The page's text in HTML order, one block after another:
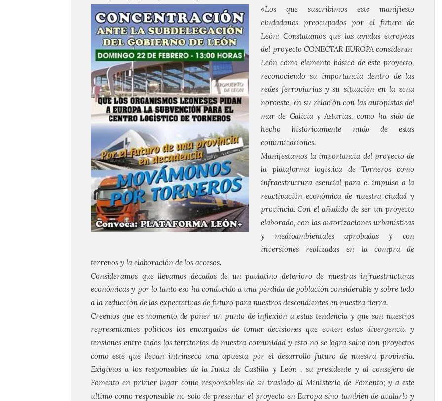
«Los que suscribimos este manifiesto
ciudadanos preocupados por el futuro de
León: Constatamos que las ayudas europeas
del proyecto CONECTAR EUROPA consideran
León como elemento básico de este proyecto,
reconociendo su importancia dentro de las
redes ferroviarias y su situación en la zona
noroeste, en su relación con las autopistas del
mar de Galicia y Asturias, como ha sido de
hecho históricamente nudo de estas
comunicaciones.
Manifestamos la importancia del proyecto de
la plataforma logística de Torneros como
infraestructura esencial para el impulso a la
reactivación económica de nuestra ciudad y
provincia. Con el añadido de ser un proyecto
elaborado, con las autorizaciones urbanísticas
y medioambientales aprobadas y con
inversiones realizadas en la compra de
terrenos y la elaboración de los accesos.
Consideramos que llevamos décadas de un paulatino deterioro de nuestras infraestructuras
económicas y por lo tanto eso ha conducido a una pérdida de población considerable y sobre todo
a la reducción de las expectativas de futuro para nuestros descendientes en nuestra tierra.
Creemos que es momento de poner un punto de inflexión a estas tendencia y que son nuestros
representantes políticos los encargados de tomar decisiones que eviten estas divergencia y
tensiones entre todos los territorios de nuestra comunidad y esto no se logra salvo con proyectos
como este que llevan intrínseco una apuesta por el desarrollo futuro de nuestra provincia.
Exigimos a los responsables de la Junta de Castilla y León , su presidente y al consejero de
Fomento en primer lugar como responsables de su traslado al Ministerio de Fomento; y a este
ultimo como responsable no solo de presentar el proyecto en Europa sino también de avalarlo y